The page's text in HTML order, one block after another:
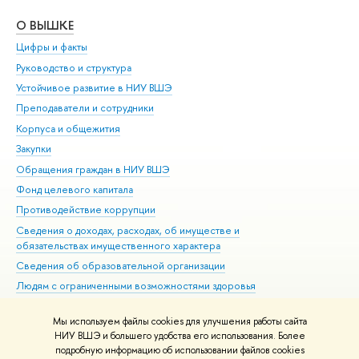
Мы используем файлы cookies для улучшения работы сайта
НИУ ВШЭ и большего удобства его использования. Более
подробную информацию об использовании файлов cookies
О ВЫШКЕ
Цифры и факты
Руководство и структура
Устойчивое развитие в НИУ ВШЭ
Преподаватели и сотрудники
Корпуса и общежития
Закупки
Обращения граждан в НИУ ВШЭ
Фонд целевого капитала
Противодействие коррупции
Сведения о доходах, расходах, об имуществе и
обязательствах имущественного характера
Сведения об образовательной организации
Людям с ограниченными возможностями здоровья
Работа в Вышке